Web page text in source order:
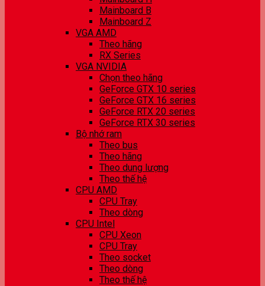
Mainboard B
Mainboard Z
VGA AMD
Theo hãng
RX Series
VGA NVIDIA
Chọn theo hãng
GeForce GTX 10 series
GeForce GTX 16 series
GeForce RTX 20 series
GeForce RTX 30 series
Bộ nhớ ram
Theo bus
Theo hãng
Theo dung lượng
Theo thế hệ
CPU AMD
CPU Tray
Theo dòng
CPU Intel
CPU Xeon
CPU Tray
Theo socket
Theo dòng
Theo thế hệ